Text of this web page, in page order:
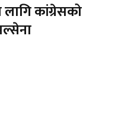
लागि कांग्रेसको